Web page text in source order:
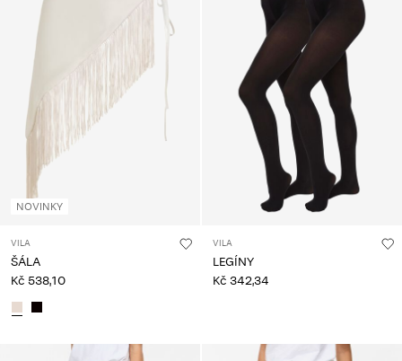
NOVINKY
VILA
ŠÁLA
Kč 538,10
VILA
LEGÍNY
Kč 342,34